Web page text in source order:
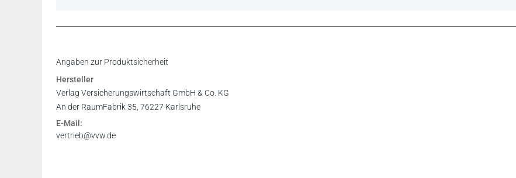
Angaben zur Produktsicherheit
Hersteller
Verlag Versicherungswirtschaft GmbH & Co. KG
An der RaumFabrik 35, 76227 Karlsruhe
E-Mail:
vertrieb@vvw.de